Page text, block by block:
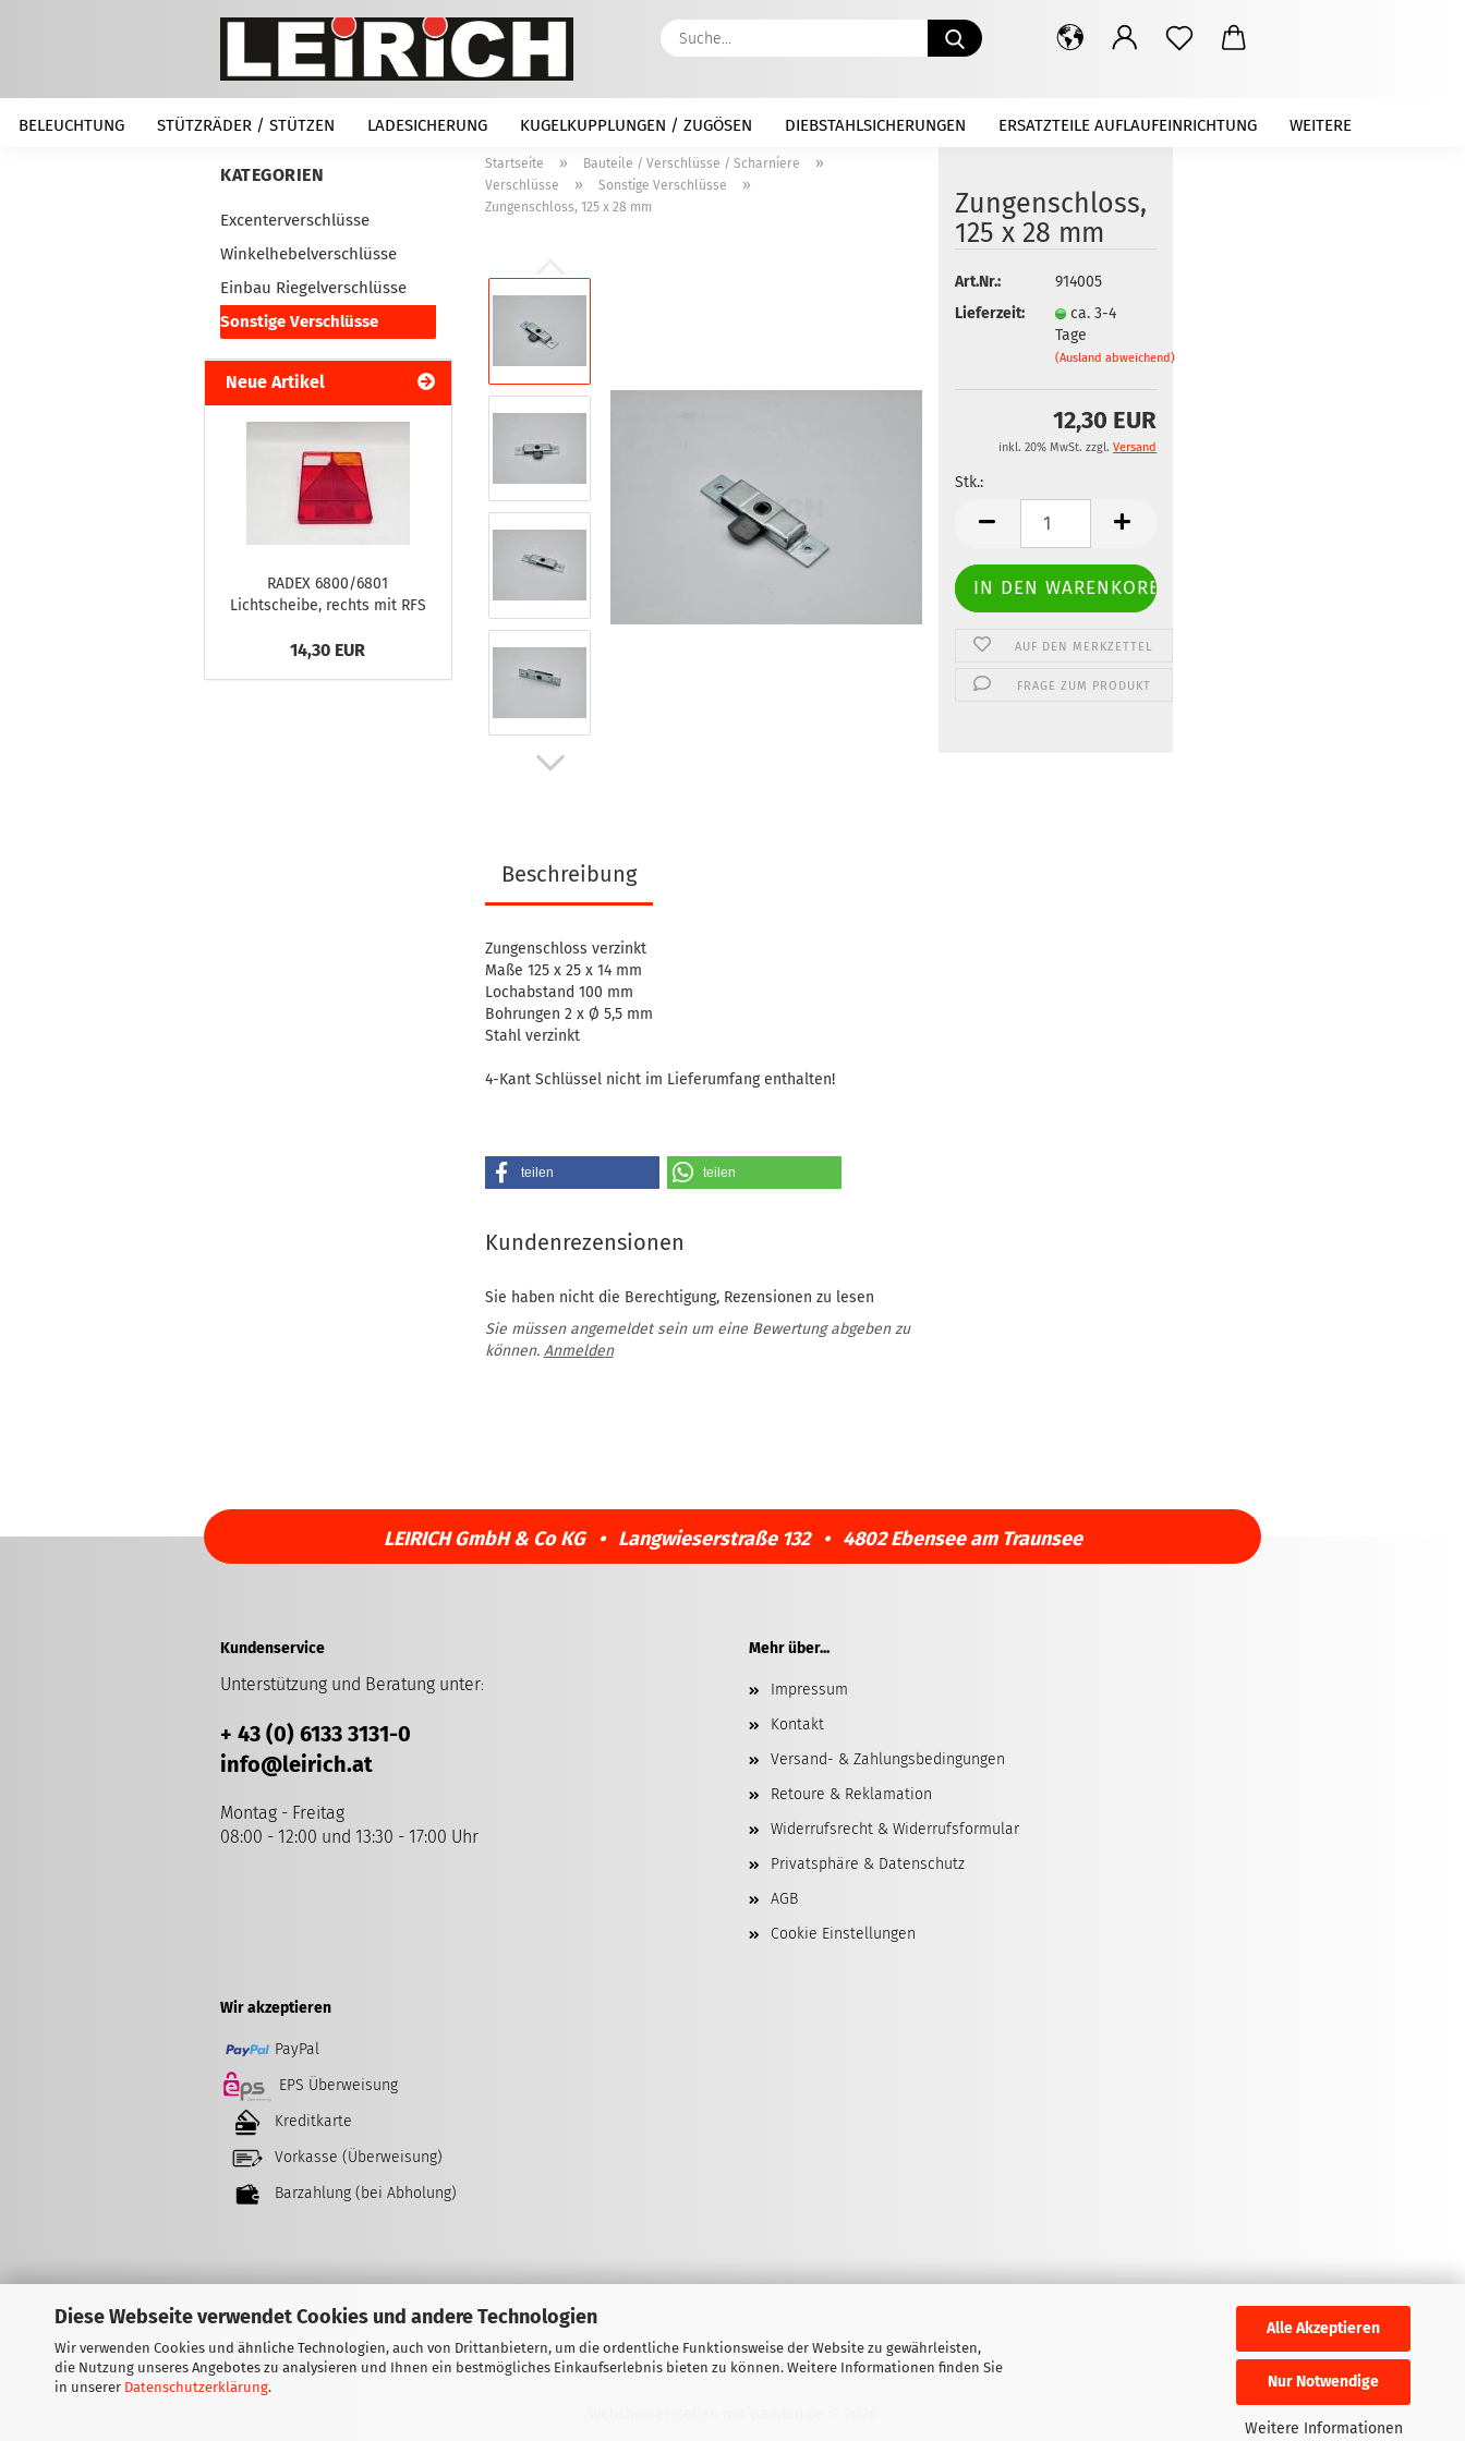
Diese Webseite verwendet Cookies und andere Technologien
Wir verwenden Cookies und ähnliche Technologien, auch von Drittanbietern, um die ordentliche Funktionsweise der Website zu gewährleisten,
die Nutzung unseres Angebotes zu analysieren und Ihnen ein bestmögliches Einkaufserlebnis bieten zu können. Weitere Informationen finden Sie
in unserer Datenschutzerklärung.
Alle Akzeptieren
Nur Notwendige
Weitere Informationen
Suche...
BELEUCHTUNG STÜTZRÄDER / STÜTZEN LADESICHERUNG KUGELKUPPLUNGEN / ZUGÖSEN DIEBSTAHLSICHERUNGEN ERSATZTEILE AUFLAUFEINRICHTUNG WEITERE
Startseite » Bauteile / Verschlüsse / Scharniere »
Verschlüsse » Sonstige Verschlüsse »
Zungenschloss, 125 x 28 mm
Zungenschloss,
125 x 28 mm
Art.Nr.:
914005
Lieferzeit:
ca. 3-4
Tage
(Ausland abweichend)
12,30 EUR
inkl. 20% MwSt. zzgl.Versand
Stk.:
AUF DEN MERKZETTEL
FRAGE ZUM PRODUKT
Beschreibung
Zungenschloss verzinkt
Maße 125 x 25 x 14 mm
Lochabstand 100 mm
Bohrungen 2 x Ø 5,5 mm
Stahl verzinkt
4-Kant Schlüssel nicht im Lieferumfang enthalten!
teilen teilen
Kundenrezensionen
Sie haben nicht die Berechtigung, Rezensionen zu lesen
Sie müssen angemeldet sein um eine Bewertung abgeben zu
können. Anmelden
KATEGORIEN
Excenterverschlüsse
Winkelhebelverschlüsse
Einbau Riegelverschlüsse
Sonstige Verschlüsse
Neue Artikel
RADEX 6800/6801
Lichtscheibe, rechts mit RFS
14,30 EUR
LEIRICH GmbH & Co KG • Langwieserstraße 132 • 4802 Ebensee am Traunsee
Kundenservice
Unterstützung und Beratung unter:
+ 43 (0) 6133 3131-0
info@leirich.at
Montag - Freitag
08:00 - 12:00 und 13:30 - 17:00 Uhr
Mehr über...
Impressum
Kontakt
Versand- & Zahlungsbedingungen
Retoure & Reklamation
Widerrufsrecht & Widerrufsformular
Privatsphäre & Datenschutz
AGB
Cookie Einstellungen
Wir akzeptieren
PayPal
EPS Überweisung
Kreditkarte
Vorkasse (Überweisung)
Barzahlung (bei Abholung)
Vertrag widerrufen